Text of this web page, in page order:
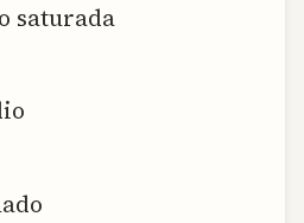
saturada